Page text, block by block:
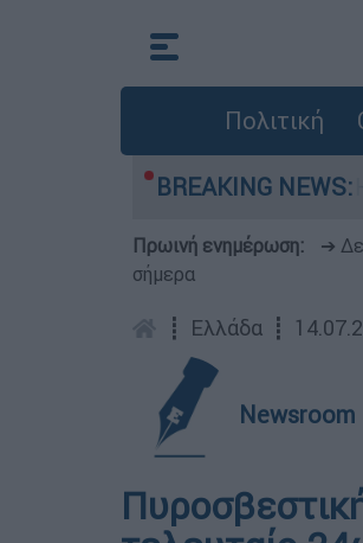
Πολιτική
BREAKING NEWS:
6 Αυγούστου Η
Πρωινή ενημέρωση: ➔
σήμερα
┋ Ελλάδα ┋
Newsroom